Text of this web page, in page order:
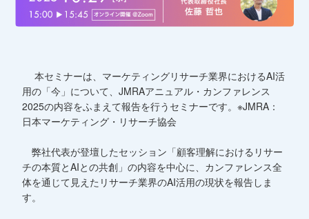
本セミナーは、マーケティングリサーチ業界におけるAI活
用の「今」について、JMRAアニュアル・カンファレンス
2025の内容をふまえて報告を行うセミナーです。※JMRA：
日本マーケティング・リサーチ協会
弊社代表が登壇したセッション「顧客理解におけるリサー
チの本質とAIとの共創」の内容を中心に、カンファレンス全
体を通じて見えたリサーチ業界のAI活用の現状を報告しま
す。